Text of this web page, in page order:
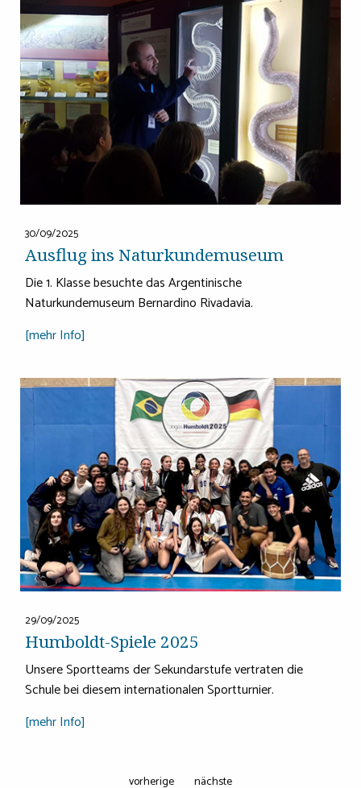
30/09/2025
Ausflug ins Naturkundemuseum
Die 1. Klasse besuchte das Argentinische
Naturkundemuseum Bernardino Rivadavia.
[mehr Info]
29/09/2025
Humboldt-Spiele 2025
Unsere Sportteams der Sekundarstufe vertraten die
Schule bei diesem internationalen Sportturnier.
[mehr Info]
vorherige nächste